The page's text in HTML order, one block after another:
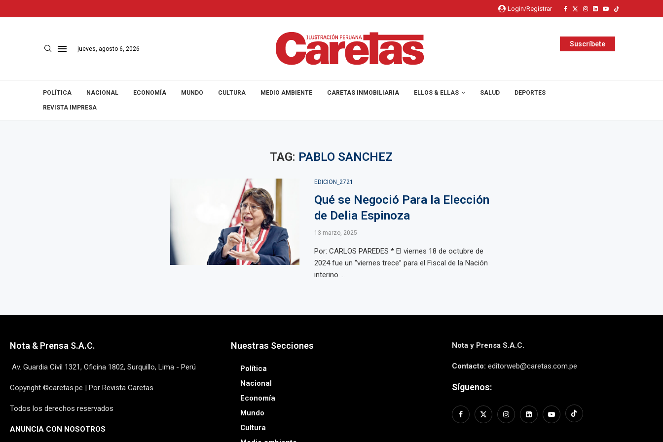
Login/Registrar
jueves, agosto 6, 2026
Suscríbete
POLÍTICA NACIONAL ECONOMÍA MUNDO CULTURA MEDIO AMBIENTE CARETAS INMOBILIARIA ELLOS & ELLAS SALUD DEPORTES
REVISTA IMPRESA
TAG: PABLO SANCHEZ
EDICION_2721
Qué se Negoció Para la Elección
de Delia Espinoza
13 marzo, 2025
Por: CARLOS PAREDES * El viernes 18 de octubre de
2024 fue un “viernes trece” para el Fiscal de la Nación
interino ...
Nota & Prensa S.A.C.
Av. Guardia Civil 1321, Oficina 1802, Surquillo, Lima - Perú
Copyright ©caretas.pe | Por Revista Caretas
Todos los derechos reservados
ANUNCIA CON NOSOTROS
Nuestras Secciones
Política
Nacional
Economía
Mundo
Cultura
Nota y Prensa S.A.C.
Contacto: editorweb@caretas.com.pe
Síguenos: